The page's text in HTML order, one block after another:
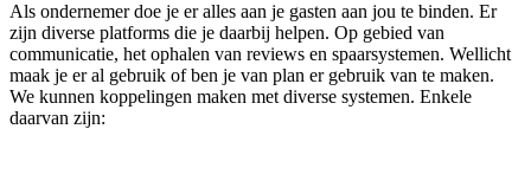
Als ondernemer doe je er alles aan je gasten aan jou te binden. Er
zijn diverse platforms die je daarbij helpen. Op gebied van
communicatie, het ophalen van reviews en spaarsystemen. Wellicht
maak je er al gebruik of ben je van plan er gebruik van te maken.
We kunnen koppelingen maken met diverse systemen. Enkele
daarvan zijn: